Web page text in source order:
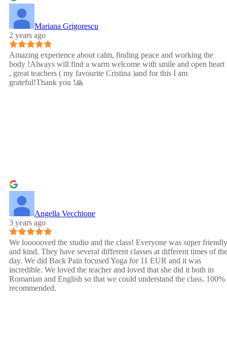
Mariana Grigorescu
2 years ago
Amazing experience about calm, finding peace and working the
body !Always will find a warm welcome with smile and open heart
, great teachers ( my favourite Cristina )and for this I am
grateful!Thank you !🙏
Angella Vecchione
3 years ago
We loooooved the studio and the class! Everyone was super friendly
and kind. They have several different classes at different times of the
day. We did Back Pain focused Yoga for 11 EUR and it was
incredible. We loved the teacher and loved that she did it both in
Romanian and English so that we could understand the class. 100%
recommended.